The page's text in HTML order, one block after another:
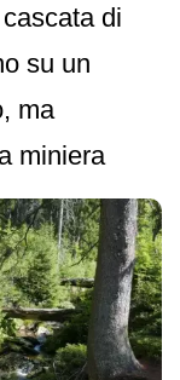
di
su un
ma
miniera